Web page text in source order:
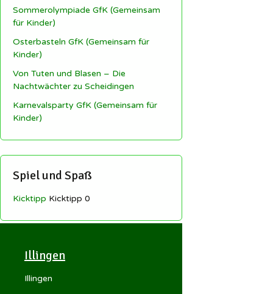
Sommerolympiade GfK (Gemeinsam
für Kinder)
Osterbasteln GfK (Gemeinsam für
Kinder)
Von Tuten und Blasen – Die
Nachtwächter zu Scheidingen
Karnevalsparty GfK (Gemeinsam für
Kinder)
Spiel und Spaß
Kicktipp Kicktipp 0
Illingen
Illingen